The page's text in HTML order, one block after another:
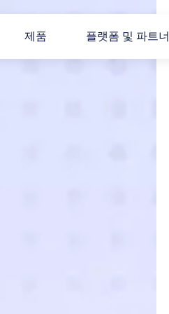
제품 플랫폼 및 파트너